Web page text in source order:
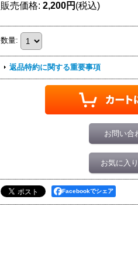
販売価格: 2,200円 (税込)
数量:
返品特約に関する重要事項
お問い合
お気に入
Facebookでシェア